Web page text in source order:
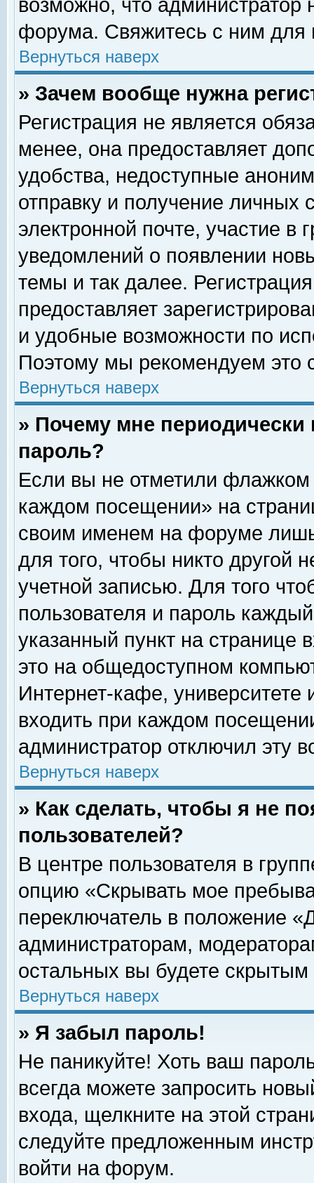
возможно, что
форума. Свяжитесь с ним для
Вернуться наверх
» Зачем вообще нужна
Регистрация не является
менее, она предоставляет
удобства, недоступные
отправку и получение личных
электронной почте, участие в
уведомлений о появлении
темы и так далее.
предоставляет
и удобные возможности по
Поэтому мы рекомендуем это
Вернуться наверх
» Почему мне
пароль?
Если вы не отметили флажком
каждом посещении» на
своим именем на форуме
для того, чтобы никто другой
учетной записью. Для того
пользователя и пароль
указанный пункт на
это на общедоступном
Интернет-кафе, университете
входить при каждом
администратор отключил эту
Вернуться наверх
» Как сделать, чтобы я не
пользователей?
В центре пользователя в
опцию «Скрывать мое
переключатель в положение
администраторам,
остальных вы будете скрытым
Вернуться наверх
» Я забыл пароль!
Не паникуйте! Хоть ваш
всегда можете запросить
входа, щелкните на этой
следуйте предложенным
войти на форум.